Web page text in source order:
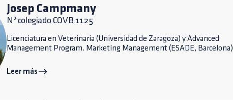
Josep Campmany
Nº colegiado COVB 1125
Licenciatura en Veterinaria (Universidad de Zaragoza) y Advanced
Management Program. Marketing Management (ESADE, Barcelona)
Leer más